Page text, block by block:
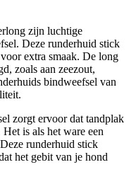
zijn luchtige
Deze runderhuid stick
extra smaak. De long
zoals aan zeezout,
bindweefsel van
zorgt ervoor dat tandplak
is als het ware een
runderhuid stick
het gebit van je hond